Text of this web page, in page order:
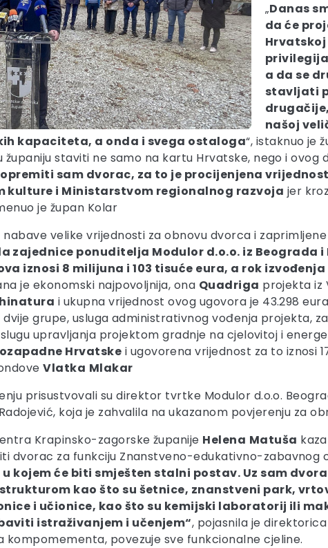
„Danas
da će
a da se
stavljati
našoj
kapaciteta, a onda i svega ostaloga“, istaknuo je
staviti ne samo na kartu Hrvatske, nego i
sam dvorac, za to je procijenjena
kulture i Ministarstvom regionalnog razvoja jer
je župan Kolar
velike vrijednosti za obnovu dvorca i
zajednice ponuditelja Modulor d.o.o. iz Beograda
iznosi 8 milijuna i 103 tisuće eura, a rok izvođenja
je ekonomski najpovoljnija, ona Quadriga projekta iz
i ukupna vrijednost ovog ugovora je 43.298
grupe, usluga administrativnog vođenja projekta,
upravljanja projektom gradnje na cjelovitoj i
Hrvatske i ugovorena vrijednost za to iznosi
Vlatka Mlakar
prisustvovali su direktor tvrtke Modulor d.o.o.
koja je zahvalila na ukazanom povjerenju za
Krapinsko-zagorske županije Helena Matuša
dvorac za funkciju Znanstveno-edukativno-zabavnog
kojem će biti smješten stalni postav. Uz sam
kao što su šetnice, znanstveni park,
i učionice, kao što su kemijski laboratorij ili
istraživanjem i učenjem“, pojasnila je
kompomementa, povezuje sve funkcionalne cjeline.